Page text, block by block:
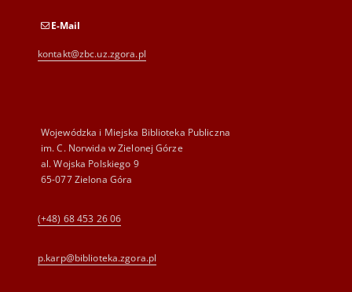
E-Mail
kontakt@zbc.uz.zgora.pl
Wojewódzka i Miejska Biblioteka Publiczna
im. C. Norwida w Zielonej Górze
al. Wojska Polskiego 9
65-077 Zielona Góra
(+48) 68 453 26 06
p.karp@biblioteka.zgora.pl